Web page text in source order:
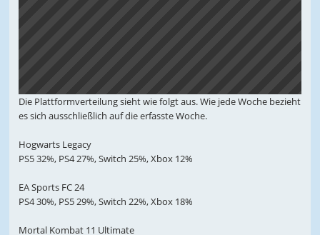
Die Plattformverteilung sieht wie folgt aus. Wie jede Woche bezieht
es sich ausschließlich auf die erfasste Woche.
Hogwarts Legacy
PS5 32%, PS4 27%, Switch 25%, Xbox 12%
EA Sports FC 24
PS4 30%, PS5 29%, Switch 22%, Xbox 18%
Mortal Kombat 11 Ultimate